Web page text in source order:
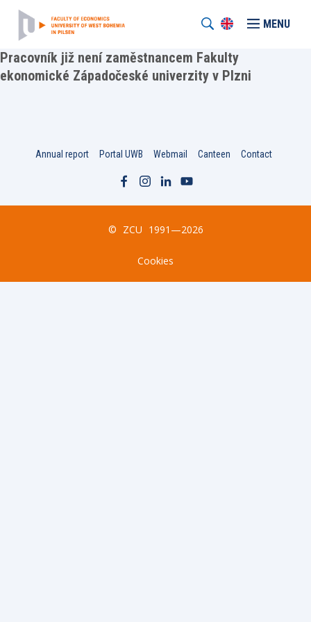
MENU
Pracovník již není zaměstnancem Fakulty
ekonomické Západočeské univerzity v Plzni
Annual report Portal UWB Webmail Canteen Contact
© ZCU 1991—2026
Cookies